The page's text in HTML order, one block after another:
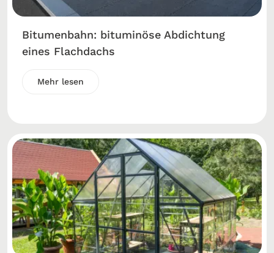
Bitumenbahn: bituminöse Abdichtung
eines Flachdachs
Mehr lesen